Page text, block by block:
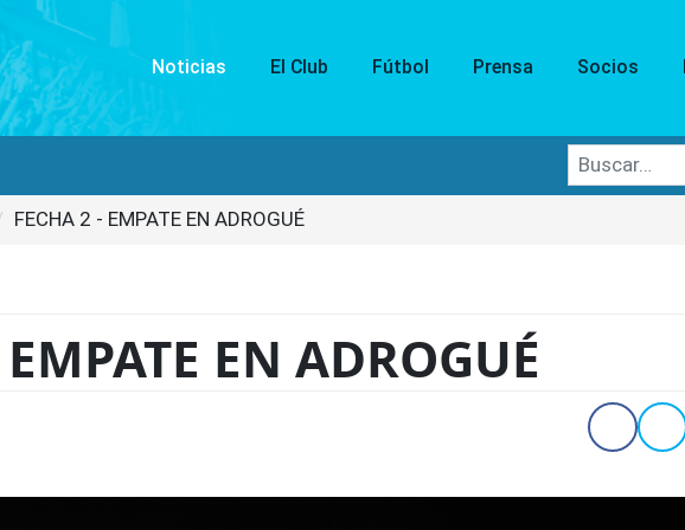
Noticias El Club Fútbol Prensa Socios
Buscar
FECHA 2 - EMPATE EN ADROGUÉ
EN ADROGUÉ